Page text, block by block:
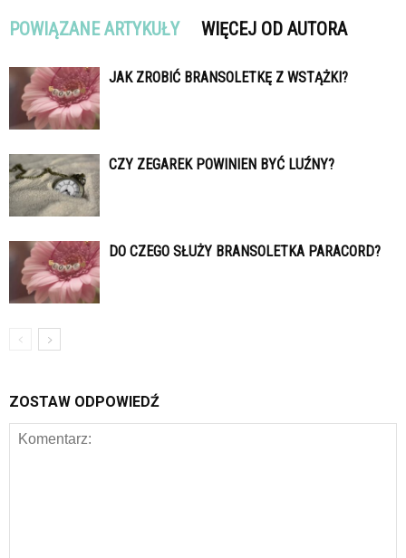
POWIĄZANE ARTYKUŁY WIĘCEJ OD AUTORA
JAK ZROBIĆ BRANSOLETKĘ Z WSTĄŻKI?
CZY ZEGAREK POWINIEN BYĆ LUŹNY?
DO CZEGO SŁUŻY BRANSOLETKA PARACORD?
ZOSTAW ODPOWIEDŹ